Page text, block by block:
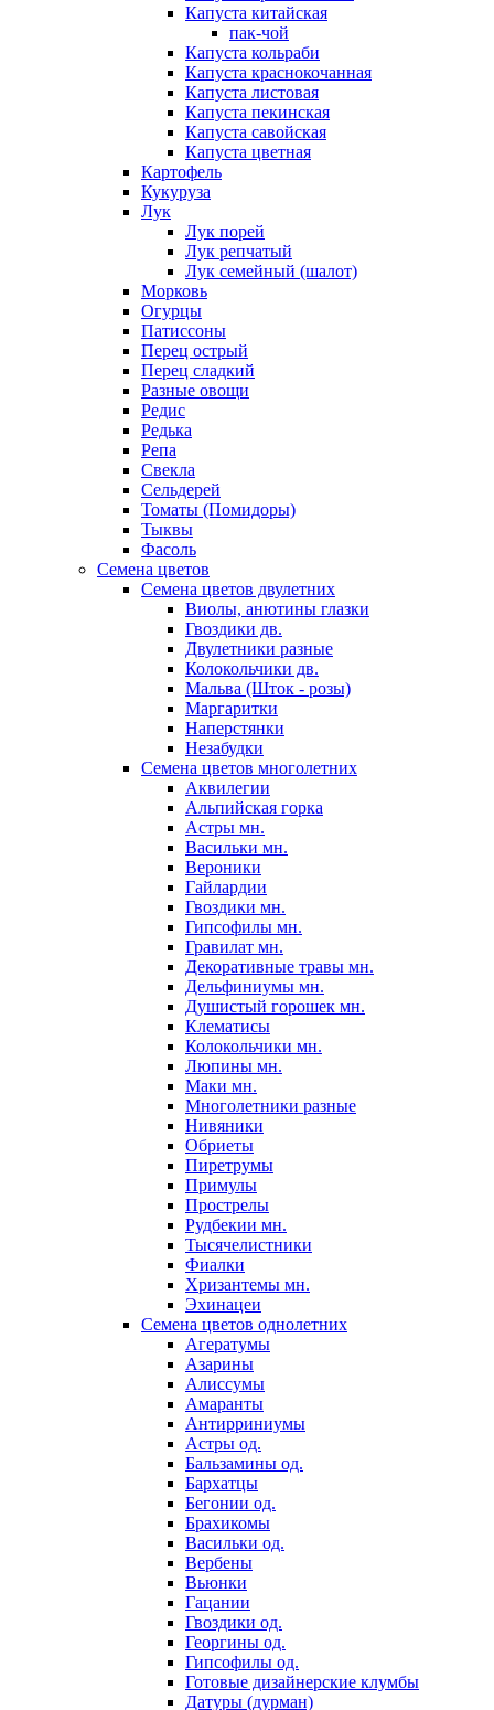
Капуста китайская
пак-чой
Капуста кольраби
Капуста краснокочанная
Капуста листовая
Капуста пекинская
Капуста савойская
Капуста цветная
Картофель
Кукуруза
Лук
Лук порей
Лук репчатый
Лук семейный (шалот)
Морковь
Огурцы
Патиссоны
Перец острый
Перец сладкий
Разные овощи
Редис
Редька
Репа
Свекла
Сельдерей
Томаты (Помидоры)
Тыквы
Фасоль
Семена цветов
Семена цветов двулетних
Виолы, анютины глазки
Гвоздики дв.
Двулетники разные
Колокольчики дв.
Мальва (Шток - розы)
Маргаритки
Наперстянки
Незабудки
Семена цветов многолетних
Аквилегии
Альпийская горка
Астры мн.
Васильки мн.
Вероники
Гайлардии
Гвоздики мн.
Гипсофилы мн.
Гравилат мн.
Декоративные травы мн.
Дельфиниумы мн.
Душистый горошек мн.
Клематисы
Колокольчики мн.
Люпины мн.
Маки мн.
Многолетники разные
Нивяники
Обриеты
Пиретрумы
Примулы
Прострелы
Рудбекии мн.
Тысячелистники
Фиалки
Хризантемы мн.
Эхинацеи
Семена цветов однолетних
Агератумы
Азарины
Алиссумы
Амаранты
Антирриниумы
Астры од.
Бальзамины од.
Бархатцы
Бегонии од.
Брахикомы
Васильки од.
Вербены
Вьюнки
Гацании
Гвоздики од.
Георгины од.
Гипсофилы од.
Готовые дизайнерские клумбы
Датуры (дурман)